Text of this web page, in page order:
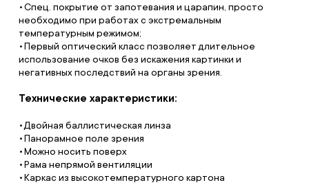
Спец. покрытие от запотевания и царапин, просто
необходимо при работах с экстремальным
температурным режимом;
Первый оптический класс позволяет длительное
использование очков без искажения картинки и
негативных последствий на органы зрения.
Технические характеристики:
Двойная баллистическая линза
Панорамное поле зрения
Можно носить поверх
Рама непрямой вентиляции
Каркас из высокотемпературного картона